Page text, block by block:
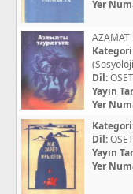
Yer
AZAMAT
Dil:
Yayın
Yer
Dil:
Yayın
Yer